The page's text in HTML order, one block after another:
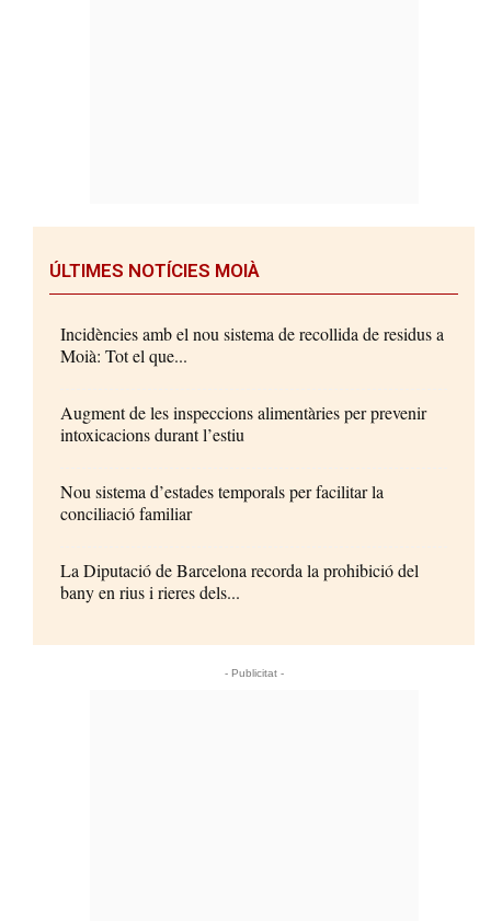
ÚLTIMES NOTÍCIES MOIÀ
Incidències amb el nou sistema de recollida de residus a
Moià: Tot el que...
Augment de les inspeccions alimentàries per prevenir
intoxicacions durant l’estiu
Nou sistema d’estades temporals per facilitar la
conciliació familiar
La Diputació de Barcelona recorda la prohibició del
bany en rius i rieres dels...
- Publicitat -